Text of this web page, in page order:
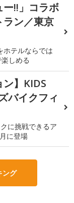
ー!!」コラボ
ラン／東京
ホテルならでは
しめる
ン】KIDS
バイクフィ
に挑戦できるア
に登場
ング